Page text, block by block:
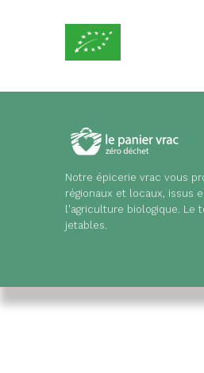
Notre épicerie vrac vous
régionaux et locaux, issus
l'agriculture biologique. Le
jetables.